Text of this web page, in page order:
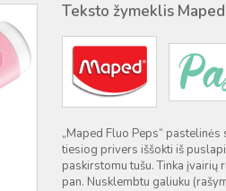
Teksto žymeklis
„Maped Fluo Peps“
tiesiog privers iššokti iš
paskirstomu tušu. Tinka
pan. Nusklembtu galiuku